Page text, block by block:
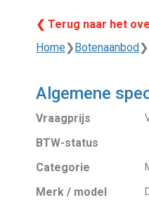
❮ Terug naar het
Home❯ Botenaanbod ❯
Algemene
Vraagprijs
BTW-status
Categorie
Merk / model